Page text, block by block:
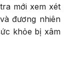
mới xem xét
đương nhiên
khỏe bị xâm